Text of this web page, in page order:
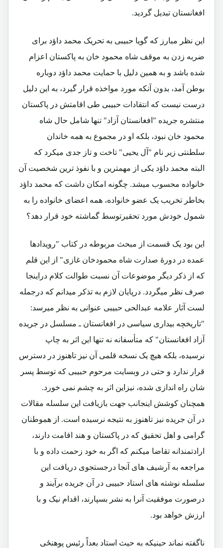
افغانستان تبدیل گردید.
این نظر مبارز که گویا حبیبی به تحریک محمد داؤد برای
ضربه زدن به موقف شاه محمود خان به پاکستان اعزام
شده باشد و به همین دلیل با حمایت محمد داؤد دوباره
بوطن آمد، بدون آنکه مورد مواخذه قرار گیرد، به این دلیل
درست نیست که انتقادات حبیبی طی اقامتش در پاکستان
منتشره جریده "افغانستان آزاد" تنها شامل حال شاه
محمود خان نبود، بلکه او در مجموع به همه خاندان
سلطنتی زیر نام "آل یحیی" تاخت و تاز جدی میکرد که
البته محمد داؤد یکی از مهمترین و با نفوذ ترین شخصیت آن
خانواده محسوب میشد. چگونه امکان داشت که محمد داؤد
بخاطر تخریب یک عضو خانواده، همه اعضای خانواده را به
شمول خودش مورد تحقیرتوسط گماشته خود قرار دهد؟
این بود یک قسمت از مبحث مربوطه در کتاب "رویدادها
عمده در دورۀ صدارت شاه محمودخان غازی" از این قلم
که از ذکر دیگر موضوعات آن نسبت طوالت کلام دراینجا
صرف نظر میگردد. درپایان لازم به تذکر میدانم که درجمله
لست آثار علامه عبدالحی حبیبی عنوانی به نظر میرسد:
"تاریخچه بیداری سیاسی در افغانستان ـ مسلسل در جریده
آزاد افغانستان" که متأسفانه نه تنها این اثر به چاپ
نرسیده، بلکه هیچ یک نسخه قلمی آن نیز تاهنوز در دسترس
قرار ندارد و حتی در وبسایت مرحوم حبیبی که توسط پسر
شان راه اندازی شده، نیزاین اثر به چشم نمی خورد.
همچنان کوشش اینجانب جهت بازیافت این سلسله مقالات
در آن جریده نیز تاهنوز به نتیجه نرسیده است. از هموطنان
گرامی و اهل تحقیق که در پاکستان و هند اقامت دارند،
ارادتمندانه تقاضا میکنم که اگر به خود زحمت داده و با
مراجعه به آرشیف های آنجا درجستجوی دریافت این
سلسله نوشته های استاد حبیبی در آن جریده برآیند و
درصورت موفقیت آنرا به نشر بسپارند، اقدام نیک و با
ارزش خواهد بود.
ناگفته نماند حینیکه به حیث استاد بعداً رئیس پوهنځی